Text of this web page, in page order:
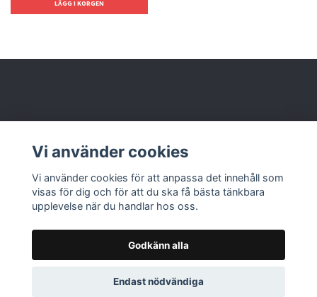
Läs mer
© 2026 Nolbox AB
Vi använder cookies
Vi använder cookies för att anpassa det innehåll som
visas för dig och för att du ska få bästa tänkbara
upplevelse när du handlar hos oss.
Godkänn alla
Endast nödvändiga